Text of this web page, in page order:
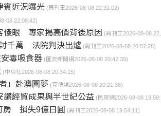
近況曝光 (周刊王2026-08-08 22:31:02)
08 22:08:42)
傻眼 專家揭高價背後原因 (周刊王2026-08-08 22:00:00)
千萬 法院判決出爐 (周刊王2026-08-08 20:57:28)
毒吸食器 (匯流新聞網2026-08-08 20:42:39)
(中央社2026-08-08 20:34:15)
」赴澳圓夢 (互傳媒2026-08-08 20:21:38)
讚經貿成果與半世紀公益 (民眾網2026-08-08 19:58:44)
房 損失9億日圓 (周刊王2026-08-08 19:54:11)